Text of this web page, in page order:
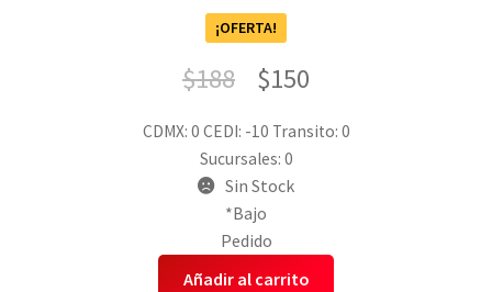
¡OFERTA!
$188 $150
CDMX: 0 CEDI: -10 Transito: 0
Sucursales: 0
Sin Stock
*Bajo
Pedido
Añadir al carrito